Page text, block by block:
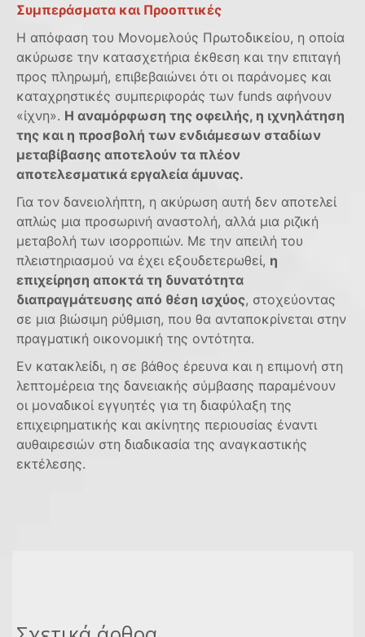
Συμπεράσματα και Προοπτικές
Η απόφαση του Μονομελούς Πρωτοδικείου, η οποία
ακύρωσε την κατασχετήρια έκθεση και την επιταγή
προς πληρωμή, επιβεβαιώνει ότι οι παράνομες και
καταχρηστικές συμπεριφοράς των funds αφήνουν
«ίχνη». Η αναμόρφωση της οφειλής, η ιχνηλάτηση
της και η προσβολή των ενδιάμεσων σταδίων
μεταβίβασης αποτελούν τα πλέον
αποτελεσματικά εργαλεία άμυνας.
Για τον δανειολήπτη, η ακύρωση αυτή δεν αποτελεί
απλώς μια προσωρινή αναστολή, αλλά μια ριζική
μεταβολή των ισορροπιών. Με την απειλή του
πλειστηριασμού να έχει εξουδετερωθεί, η
επιχείρηση αποκτά τη δυνατότητα
διαπραγμάτευσης από θέση ισχύος, στοχεύοντας
σε μια βιώσιμη ρύθμιση, που θα ανταποκρίνεται στην
πραγματική οικονομική της οντότητα.
Εν κατακλείδι, η σε βάθος έρευνα και η επιμονή στη
λεπτομέρεια της δανειακής σύμβασης παραμένουν
οι μοναδικοί εγγυητές για τη διαφύλαξη της
επιχειρηματικής και ακίνητης περιουσίας έναντι
αυθαιρεσιών στη διαδικασία της αναγκαστικής
εκτέλεσης.